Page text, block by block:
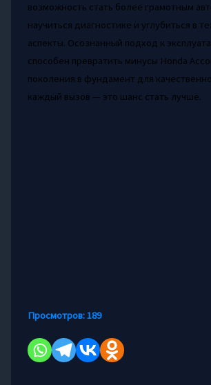
возможность стать более грамотным
научиться диагностике и углубиться в
аспекты. Осознанный подход к
способен превратить минусы Honda
поколения в фундамент для
каждый вызов — это шанс стать лучше.
Просмотров:189